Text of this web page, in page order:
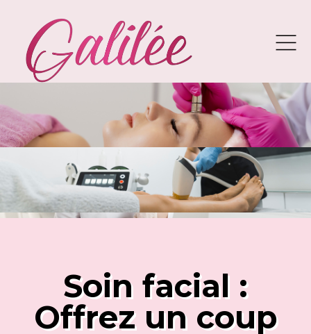
Soin facial :
Offrez un coup